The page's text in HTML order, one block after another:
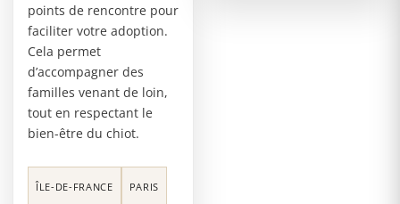
points de rencontre pour
faciliter votre adoption.
Cela permet
d’accompagner des
familles venant de loin,
tout en respectant le
bien-être du chiot.
ÎLE-DE-FRANCE PARIS